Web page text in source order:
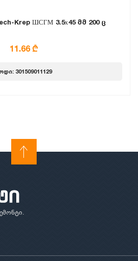
Krep ШСГМ 3.5х45 მმ 200 ც
11.66 ₾
301509011129